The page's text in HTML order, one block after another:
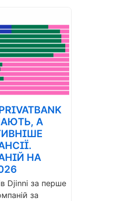
А
НА
Djinni за перше
за